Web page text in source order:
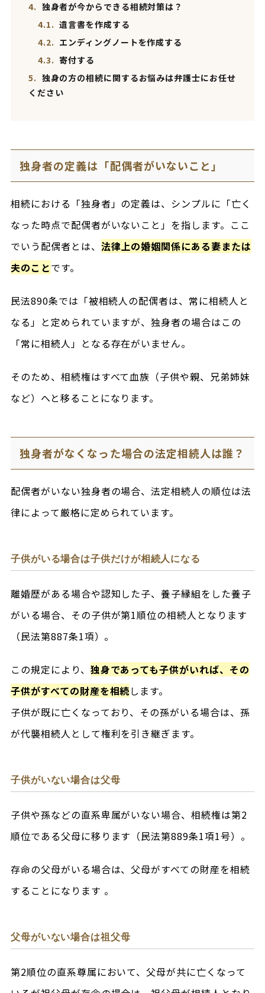
4. 独身者が今からできる相続対策は？
4.1. 遺言書を作成する
4.2. エンディングノートを作成する
4.3. 寄付する
5. 独身の方の相続に関するお悩みは弁護士にお任せ
ください
独身者の定義は「配偶者がいないこと」
相続における「独身者」の定義は、シンプルに「亡く
なった時点で配偶者がいないこと」を指します。ここ
でいう配偶者とは、 法律上の婚姻関係にある妻または
夫のことです。
民法890条では「被相続人の配偶者は、常に相続人と
なる」と定められていますが、独身者の場合はこの
「常に相続人」となる存在がいません。
そのため、相続権はすべて血族（子供や親、兄弟姉妹
など）へと移ることになります。
独身者がなくなった場合の法定相続人は誰？
配偶者がいない独身者の場合、法定相続人の順位は法
律によって厳格に定められています。
子供がいる場合は子供だけが相続人になる
離婚歴がある場合や認知した子、養子縁組をした養子
がいる場合、その子供が第1順位の相続人となります
（民法第887条1項）。
この規定により、 独身であっても子供がいれば、その
子供がすべての財産を相続します。
子供が既に亡くなっており、その孫がいる場合は、孫
が代襲相続人として権利を引き継ぎます。
子供がいない場合は父母
子供や孫などの直系卑属がいない場合、相続権は第2
順位である父母に移ります（民法第889条1項1号）。
存命の父母がいる場合は、父母がすべての財産を相続
することになります 。
父母がいない場合は祖父母
第2順位の直系尊属において、父母が共に亡くなって